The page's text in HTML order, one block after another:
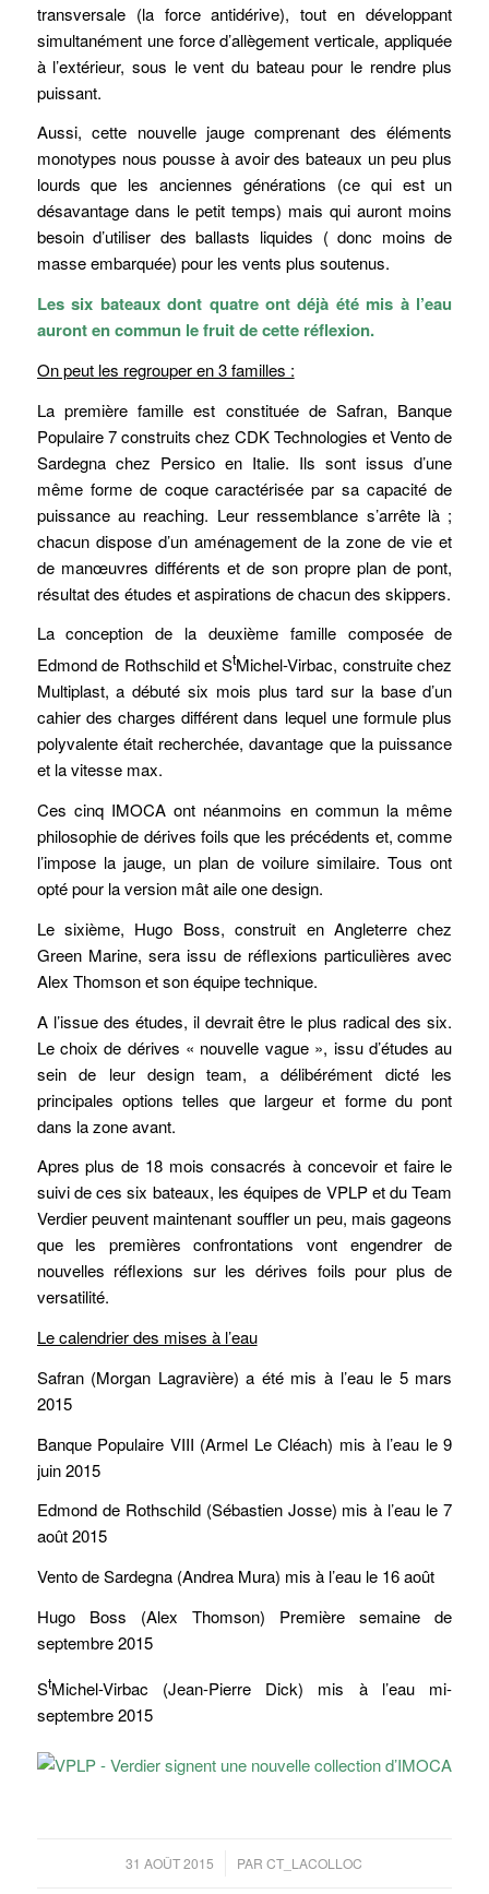
transversale (la force antidérive), tout en développant
simultanément une force d’allègement verticale, appliquée
à l’extérieur, sous le vent du bateau pour le rendre plus
puissant.
Aussi, cette nouvelle jauge comprenant des éléments
monotypes nous pousse à avoir des bateaux un peu plus
lourds que les anciennes générations (ce qui est un
désavantage dans le petit temps) mais qui auront moins
besoin d’utiliser des ballasts liquides ( donc moins de
masse embarquée) pour les vents plus soutenus.
Les six bateaux dont quatre ont déjà été mis à l’eau
auront en commun le fruit de cette réflexion.
On peut les regrouper en 3 familles :
La première famille est constituée de Safran, Banque
Populaire 7 construits chez CDK Technologies et Vento de
Sardegna chez Persico en Italie. Ils sont issus d’une
même forme de coque caractérisée par sa capacité de
puissance au reaching. Leur ressemblance s’arrête là ;
chacun dispose d’un aménagement de la zone de vie et
de manœuvres différents et de son propre plan de pont,
résultat des études et aspirations de chacun des skippers.
La conception de la deuxième famille composée de
Edmond de Rothschild et StMichel-Virbac, construite chez
Multiplast, a débuté six mois plus tard sur la base d’un
cahier des charges différent dans lequel une formule plus
polyvalente était recherchée, davantage que la puissance
et la vitesse max.
Ces cinq IMOCA ont néanmoins en commun la même
philosophie de dérives foils que les précédents et, comme
l’impose la jauge, un plan de voilure similaire. Tous ont
opté pour la version mât aile one design.
Le sixième, Hugo Boss, construit en Angleterre chez
Green Marine, sera issu de réflexions particulières avec
Alex Thomson et son équipe technique.
A l’issue des études, il devrait être le plus radical des six.
Le choix de dérives « nouvelle vague », issu d’études au
sein de leur design team, a délibérément dicté les
principales options telles que largeur et forme du pont
dans la zone avant.
Apres plus de 18 mois consacrés à concevoir et faire le
suivi de ces six bateaux, les équipes de VPLP et du Team
Verdier peuvent maintenant souffler un peu, mais gageons
que les premières confrontations vont engendrer de
nouvelles réflexions sur les dérives foils pour plus de
versatilité.
Le calendrier des mises à l’eau
Safran (Morgan Lagravière) a été mis à l’eau le 5 mars
2015
Banque Populaire VIII (Armel Le Cléach) mis à l’eau le 9
juin 2015
Edmond de Rothschild (Sébastien Josse) mis à l’eau le 7
août 2015
Vento de Sardegna (Andrea Mura) mis à l’eau le 16 août
Hugo Boss (Alex Thomson) Première semaine de
septembre 2015
StMichel-Virbac (Jean-Pierre Dick) mis à l’eau mi-
septembre 2015
31 AOÛT 2015
/ PARCT_LACOLLOC